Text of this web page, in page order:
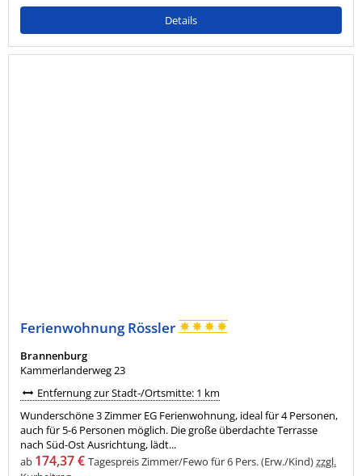
Details
Ferienwohnung Rössler
Brannenburg
Kammerlanderweg 23
Entfernung zur Stadt-/Ortsmitte: 1 km
Wunderschöne 3 Zimmer EG Ferienwohnung, ideal für 4 Personen,
auch für 5-6 Personen möglich. Die große überdachte Terrasse
nach Süd-Ost Ausrichtung, lädt...
ab 174,37 € Tagespreis Zimmer/Fewo für 6 Pers. (Erw./Kind)zzgl.